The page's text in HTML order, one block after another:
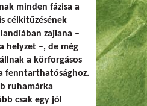
minden fázisa a
célkitűzésének
zajlana –
helyzet –, de még
a körforgásos
fenntarthatósághoz.
ruhamárka
csak egy jól